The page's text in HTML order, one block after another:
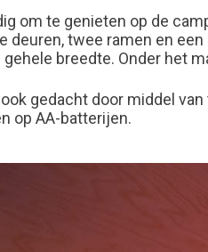
om te genieten op de
deuren, twee ramen en
gehele breedte. Onder het
gedacht door middel
op AA-batterijen.